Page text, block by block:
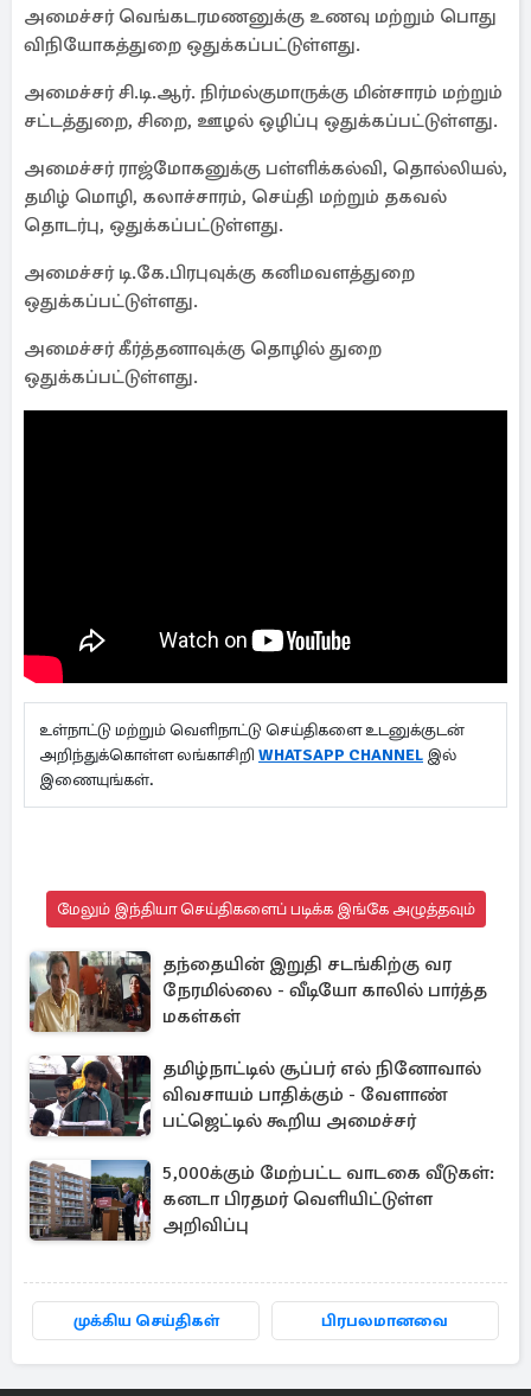
அமைச்சர் வெங்கடரமணனுக்கு உணவு மற்றும் பொது
விநியோகத்துறை ஒதுக்கப்பட்டுள்ளது.
அமைச்சர் சி.டி.ஆர். நிர்மல்குமாருக்கு மின்சாரம் மற்றும்
சட்டத்துறை, சிறை, ஊழல் ஒழிப்பு ஒதுக்கப்பட்டுள்ளது.
அமைச்சர் ராஜ்மோகனுக்கு பள்ளிக்கல்வி, தொல்லியல்,
தமிழ் மொழி, கலாச்சாரம், செய்தி மற்றும் தகவல்
தொடர்பு, ஒதுக்கப்பட்டுள்ளது.
அமைச்சர் டி.கே.பிரபுவுக்கு கனிமவளத்துறை
ஒதுக்கப்பட்டுள்ளது.
அமைச்சர் கீர்த்தனாவுக்கு தொழில் துறை
ஒதுக்கப்பட்டுள்ளது.
உள்நாட்டு மற்றும் வெளிநாட்டு செய்திகளை உடனுக்குடன்
அறிந்துக்கொள்ள லங்காசிறி WHATSAPP CHANNEL இல்
இணையுங்கள்.
மேலும் இந்தியா செய்திகளைப் படிக்க இங்கே அழுத்தவும்
தந்தையின் இறுதி சடங்கிற்கு வர
நேரமில்லை - வீடியோ காலில் பார்த்த
மகள்கள்
தமிழ்நாட்டில் சூப்பர் எல் நினோவால்
விவசாயம் பாதிக்கும் - வேளாண்
பட்ஜெட்டில் கூறிய அமைச்சர்
5,000க்கும் மேற்பட்ட வாடகை வீடுகள்:
கனடா பிரதமர் வெளியிட்டுள்ள
அறிவிப்பு
முக்கிய செய்திகள் பிரபலமானவை